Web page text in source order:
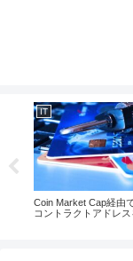
IT
Coin Market Cap経由
コントラクトアドレ